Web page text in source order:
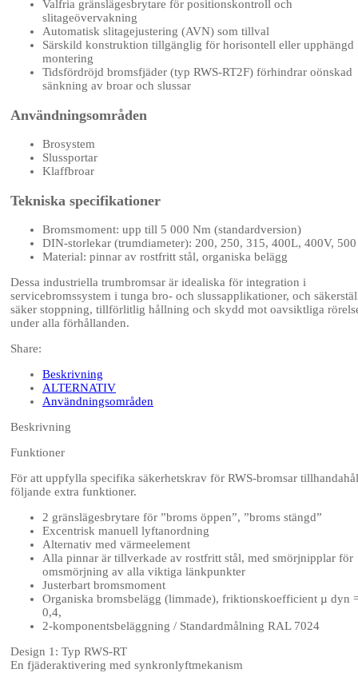
Valfria gränslägesbrytare för positionskontroll och
slitageövervakning
Automatisk slitagejustering (AVN) som tillval
Särskild konstruktion tillgänglig för horisontell eller upphängd
montering
Tidsfördröjd bromsfjäder (typ RWS-RT2F) förhindrar oönskad
sänkning av broar och slussar
Användningsområden
Brosystem
Slussportar
Klaffbroar
Tekniska specifikationer
Bromsmoment: upp till 5 000 Nm (standardversion)
DIN-storlekar (trumdiameter): 200, 250, 315, 400L, 400V, 500
Material: pinnar av rostfritt stål, organiska belägg
Dessa industriella trumbromsar är idealiska för integration i
servicebromssystem i tunga bro- och slussapplikationer, och
säker stoppning, tillförlitlig hållning och skydd mot oavsiktliga
under alla förhållanden.
Share:
Beskrivning
ALTERNATIV
Användningsområden
Beskrivning
Funktioner
För att uppfylla specifika säkerhetskrav för RWS-bromsar
följande extra funktioner.
2 gränslägesbrytare för ”broms öppen”, ”broms stängd”
Excentrisk manuell lyftanordning
Alternativ med värmeelement
Alla pinnar är tillverkade av rostfritt stål, med smörjnipplar för
omsmörjning av alla viktiga länkpunkter
Justerbart bromsmoment
Organiska bromsbelägg (limmade), friktionskoefficient µ dyn
0,4,
2-komponentsbeläggning / Standardmålning RAL 7024
Design 1: Typ RWS-RT
En fjäderaktivering med synkronlyftmekanism